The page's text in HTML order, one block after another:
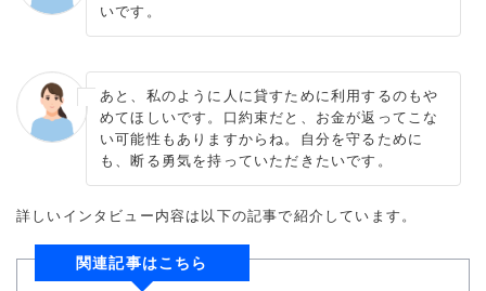
いです。
あと、私のように人に貸すために利用するのもや
めてほしいです。口約束だと、お金が返ってこな
い可能性もありますからね。自分を守るために
も、断る勇気を持っていただきたいです。
詳しいインタビュー内容は以下の記事で紹介しています。
関連記事はこちら